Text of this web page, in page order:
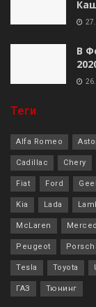
В
Теги
Alfa Romeo
Cadillac Chery
Fiat Ford
Kia Lada
McLaren
Peugeot
Tesla Toyota
ГАЗ Тюнинг